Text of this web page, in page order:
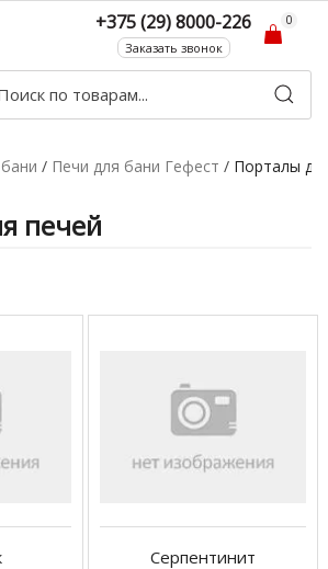
+375 (29) 8000-226
Заказать звонок
0
/ Печи для бани Гефест / Порталы
печей
Серпентинит